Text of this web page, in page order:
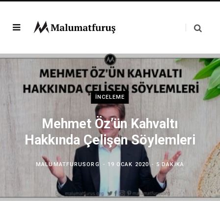
İNCELEME
Mehmet Öz’ün Kahvaltı
Hakkında Çelişen Söylemleri
MALUMATFURUSORG 19 OCAK 2020 5 DAKIKA